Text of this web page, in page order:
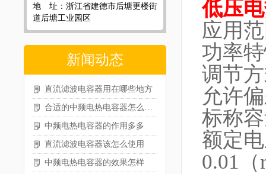
地 址：浙江省建德市后塘更楼街
道后塘工业园区
新闻动态
直流滤波电容器用在哪些地方
合适的中频电热电容器怎么选型
中频电热电容器的作用多多
直流滤波电容器该怎么使用
中频电热电容器的效果怎样
低压
应用
功率
调节
允许
标称
额定
0.01